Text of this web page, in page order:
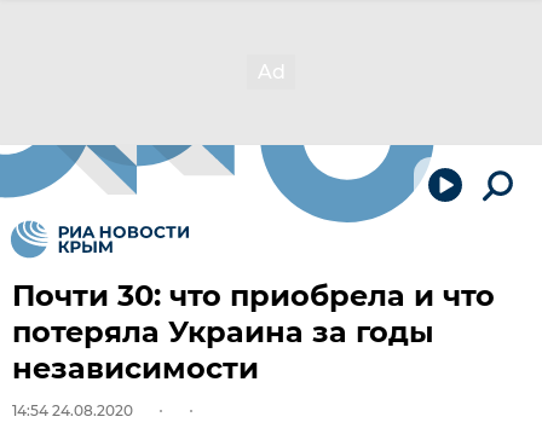
Почти 30: что приобрела и что
потеряла Украина за годы
независимости
14:54 24.08.2020